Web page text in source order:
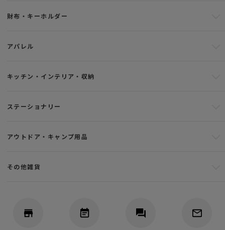
財布・キーホルダー
アパレル
キッチン・インテリア・収納
ステーショナリー
アウトドア・キャンプ用品
その他雑貨